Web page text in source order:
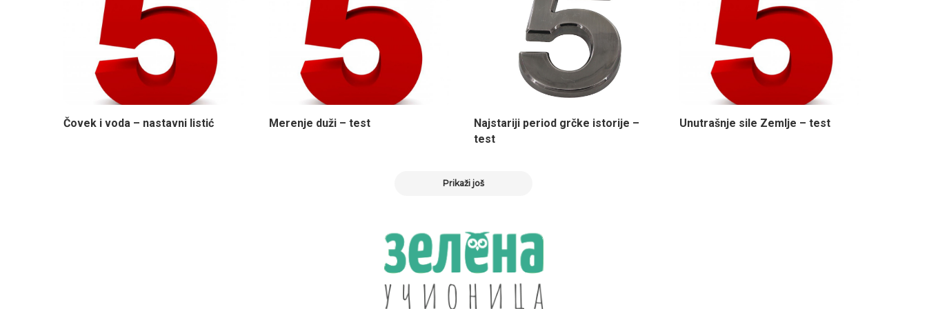
Čovek i voda – nastavni listić Merenje duži – test
Najstariji period grčke istorije –
test
Unutrašnje sile Zemlje – test
Prikaži još